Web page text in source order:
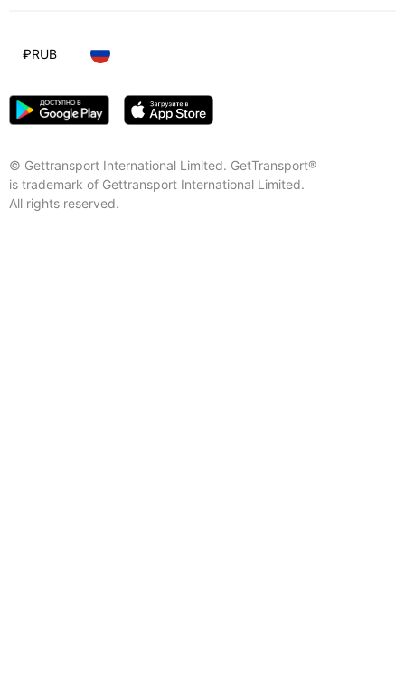
© Gettransport International Limited. GetTransport®
is trademark of Gettransport International Limited.
All rights reserved.
₽RUB